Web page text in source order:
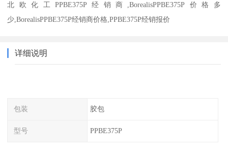
北欧化工PPBE375P经销商,BorealisPPBE375P价格多
少,BorealisPPBE375P经销商价格,PPBE375P经销报价
详细说明
包装 胶包
型号 PPBE375P